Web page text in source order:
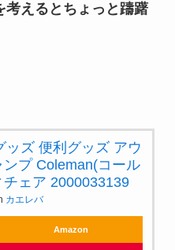
考えるとちょっと躊躇
ッズ 便利グッズ アウ
ンプ Coleman(コール
ェア 2000033139
カエレバ
Amazon